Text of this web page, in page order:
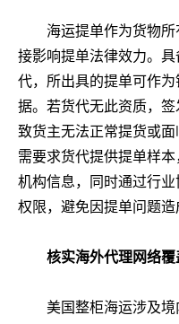
海运提单作为货物所
接影响提单法律效力。
代，所出具的提单可作
据。若货代无此资质，
致货主无法正常提货或
需要求货代提供提单样
机构信息，同时通过行
权限，避免因提单问题造
核实海外代理网络覆
美国整柜海运涉及境